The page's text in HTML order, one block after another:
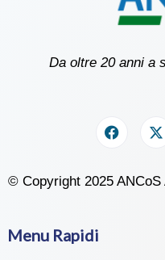
Da oltre 20 anni a
© Copyright 2025 ANCoS
Menu Rapidi